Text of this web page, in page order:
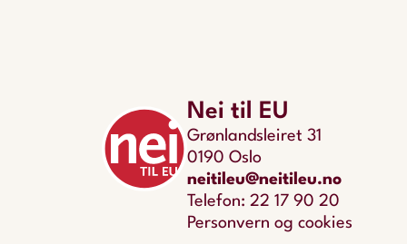
Nei til EU
Grønlandsleiret 31
0190 Oslo
neitileu@neitileu.no
Telefon: 22 17 90 20
Personvern og cookies